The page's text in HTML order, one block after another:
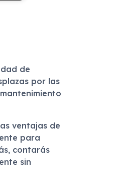
de
por las
ventajas de
para
contarás
sin